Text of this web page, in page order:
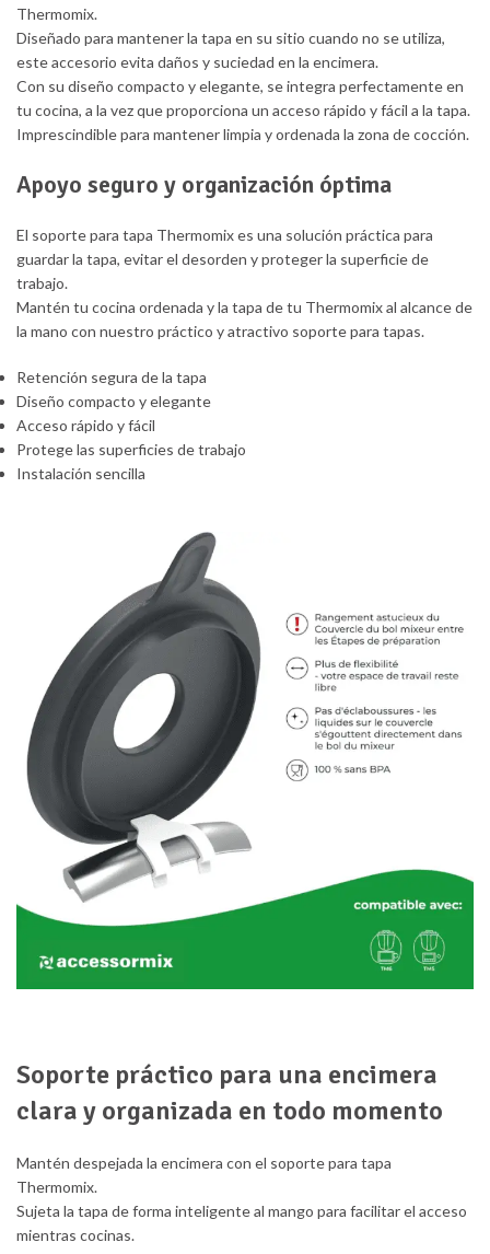
Thermomix.
Diseñado para mantener la tapa en su sitio cuando no se utiliza,
este accesorio evita daños y suciedad en la encimera.
Con su diseño compacto y elegante, se integra perfectamente en
tu cocina, a la vez que proporciona un acceso rápido y fácil a la tapa.
Imprescindible para mantener limpia y ordenada la zona de cocción.
Apoyo seguro y organización óptima
El soporte para tapa Thermomix es una solución práctica para
guardar la tapa, evitar el desorden y proteger la superficie de
trabajo.
Mantén tu cocina ordenada y la tapa de tu Thermomix al alcance de
la mano con nuestro práctico y atractivo soporte para tapas.
Retención segura de la tapa
Diseño compacto y elegante
Acceso rápido y fácil
Protege las superficies de trabajo
Instalación sencilla
Soporte práctico para una encimera
clara y organizada en todo momento
Mantén despejada la encimera con el soporte para tapa
Thermomix.
Sujeta la tapa de forma inteligente al mango para facilitar el acceso
mientras cocinas.